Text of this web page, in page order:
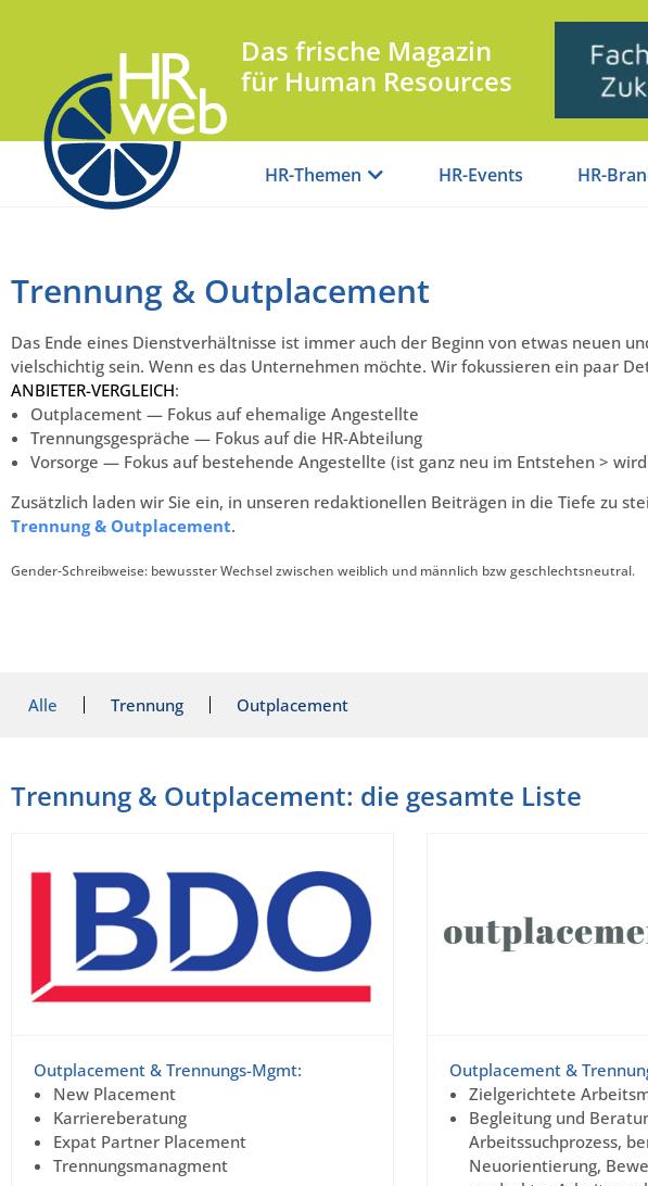
Das frische Magazin
für Human Resources
HR-Themen HR-Events HR-
Trennung & Outplacement
Das Ende eines Dienstverhältnisse ist immer auch der Beginn von etwas neuen
vielschichtig sein. Wenn es das Unternehmen möchte. Wir fokussieren ein paar
ANBIETER-VERGLEICH:
Outplacement — Fokus auf ehemalige Angestellte
Trennungsgespräche — Fokus auf die HR-Abteilung
Vorsorge — Fokus auf bestehende Angestellte (ist ganz neu im Entstehen >
Zusätzlich laden wir Sie ein, in unseren redaktionellen Beiträgen in die Tiefe zu
Trennung & Outplacement.
Gender-Schreibweise: bewusster Wechsel zwischen weiblich und männlich bzw geschlechtsneutral.
Alle Trennung Outplacement
Trennung & Outplacement: die gesamte Liste
Outplacement & Trennungs-Mgmt:
New Placement
Karriereberatung
Expat Partner Placement
Trennungsmanagment
Outplacement &
Zielgerichtete
Begleitung und
Arbeitssuchprozess,
Neuorientierung,